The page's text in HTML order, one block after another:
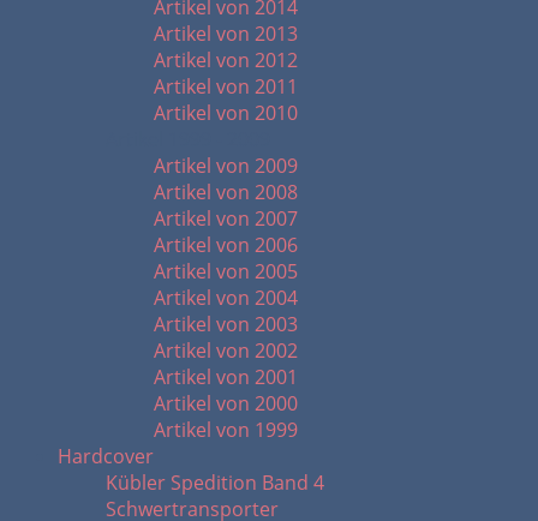
Artikel von 2014
Artikel von 2013
Artikel von 2012
Artikel von 2011
Artikel von 2010
Artikel von 2009
Artikel von 2008
Artikel von 2007
Artikel von 2006
Artikel von 2005
Artikel von 2004
Artikel von 2003
Artikel von 2002
Artikel von 2001
Artikel von 2000
Artikel von 1999
Hardcover
Kübler Spedition Band 4
Schwertransporter